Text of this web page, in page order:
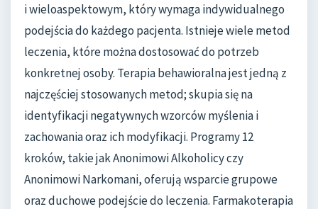
i wieloaspektowym, który wymaga indywidualnego
podejścia do każdego pacjenta. Istnieje wiele metod
leczenia, które można dostosować do potrzeb
konkretnej osoby. Terapia behawioralna jest jedną z
najczęściej stosowanych metod; skupia się na
identyfikacji negatywnych wzorców myślenia i
zachowania oraz ich modyfikacji. Programy 12
kroków, takie jak Anonimowi Alkoholicy czy
Anonimowi Narkomani, oferują wsparcie grupowe
oraz duchowe podejście do leczenia. Farmakoterapia